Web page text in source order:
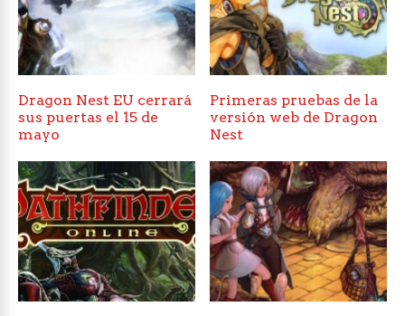
Dragon Nest EU cerrará
sus puertas el 15 de
mayo
Primeras pruebas de la
versión web de Dragon
Nest